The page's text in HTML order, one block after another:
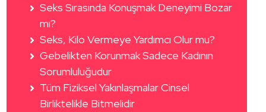
Seks Sırasında Konuşmak Deneyimi Bozar
mı?
Seks, Kilo Vermeye Yardımcı Olur mu?
Gebelikten Korunmak Sadece Kadının
Sorumluluğudur
Tüm Fiziksel Yakınlaşmalar Cinsel
Birliktelikle Bitmelidir